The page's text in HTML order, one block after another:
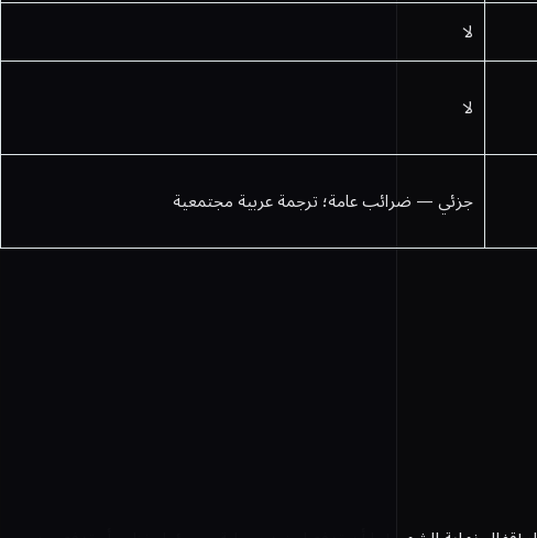
لا
لا
جزئي — ضرائب عامة؛ ترجمة عربية مجتمعية